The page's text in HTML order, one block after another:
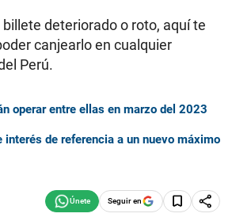
deteriorado o roto, aquí te
canjearlo en cualquier
Perú.
operar entre ellas en marzo del 2023
interés de referencia a un nuevo máximo
Seguir en